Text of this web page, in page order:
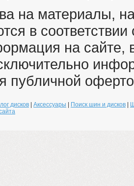
на материалы,
в
на сайте,
публичной
дисков Аксессуары Поиск шин и дисков